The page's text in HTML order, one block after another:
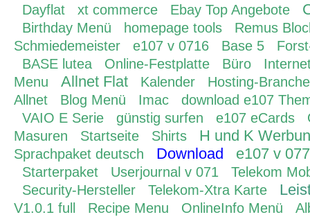
Dayflat
xt commerce Ebay Top Angebote
Birthday Menü homepage tools
Remus
Schmiedemeister
e107 v 0716 Base 5
BASE lutea
Online-Festplatte Büro
Menu
Allnet Flat Kalender
Hosting-Branche
Allnet
Blog Menü Imac
download e107
VAIO E Serie
günstig surfen e107 eCards
Masuren
Startseite Shirts H und K
Sprachpaket deutsch Download e107 v 077
Starterpaket Userjournal v 071
Telekom
Security-Hersteller
Telekom-Xtra Karte
V1.0.1 full Recipe Menu OnlineInfo Menü